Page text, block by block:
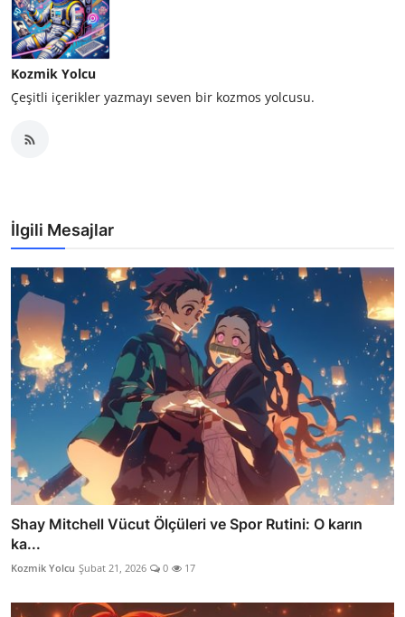
Kozmik Yolcu
Çeşitli içerikler yazmayı seven bir kozmos yolcusu.
İlgili Mesajlar
Shay Mitchell Vücut Ölçüleri ve Spor Rutini: O karın
ka...
Kozmik Yolcu Şubat 21, 2026 0 17